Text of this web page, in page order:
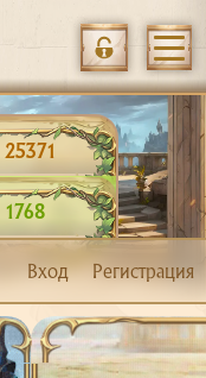
25371
1768
Вход Регистрация